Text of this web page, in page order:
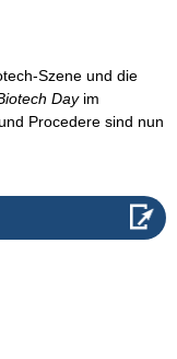
Szene und die
Dayim
Procedere sind nun